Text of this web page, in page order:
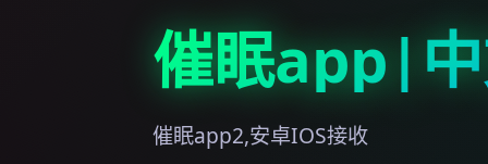
催眠app|
催眠app2,安卓IOS接收